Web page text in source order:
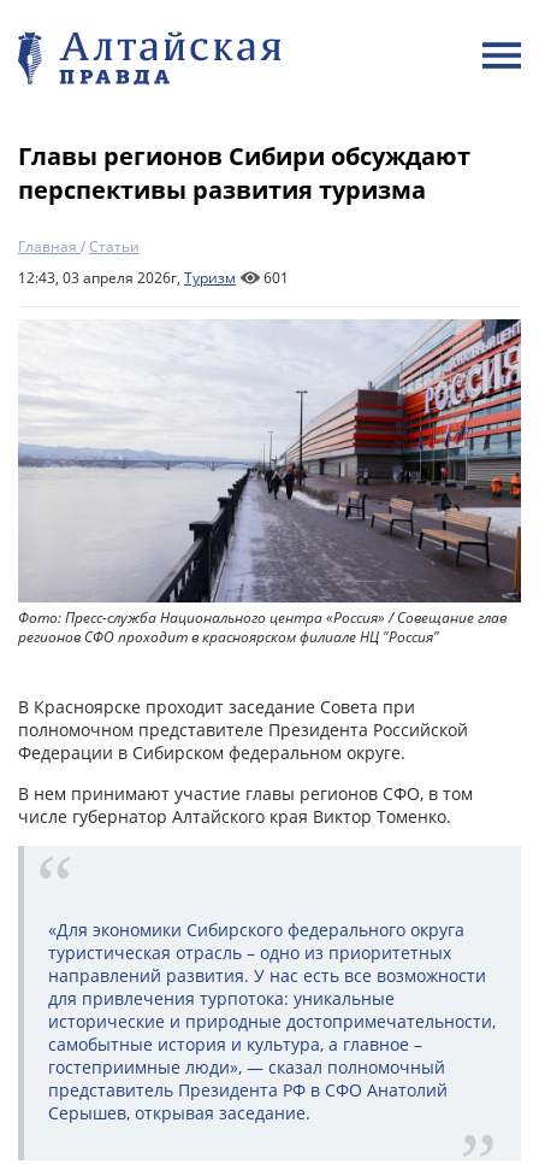
Главы регионов Сибири обсуждают
перспективы развития туризма
Главная /Статьи
12:43, 03 апреля 2026г, Туризм 601
Фото: Пресс-служба Национального центра «Россия» / Совещание глав
регионов СФО проходит в красноярском филиале НЦ "Россия"
В Красноярске проходит заседание Совета при
полномочном представителе Президента Российской
Федерации в Сибирском федеральном округе.
В нем принимают участие главы регионов СФО, в том
числе губернатор Алтайского края Виктор Томенко.
«Для экономики Сибирского федерального округа
туристическая отрасль – одно из приоритетных
направлений развития. У нас есть все возможности
для привлечения турпотока: уникальные
исторические и природные достопримечательности,
самобытные история и культура, а главное –
гостеприимные люди», — сказал полномочный
представитель Президента РФ в СФО Анатолий
Серышев, открывая заседание.